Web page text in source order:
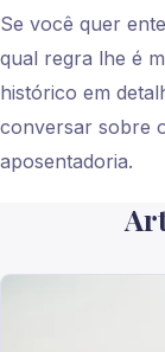
Se você quer
qual regra lhe é
histórico em
conversar sobre
aposentadoria.